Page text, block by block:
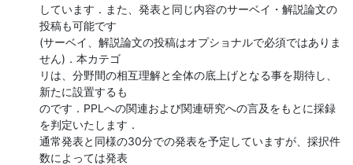
しています．また、発表と同じ内容のサーベイ・解説論文の
投稿も可能です
(サーベイ、解説論文の投稿はオプショナルで必須ではありま
せん)．本カテゴ
リは、分野間の相互理解と全体の底上げとなる事を期待し、
新たに設置するも
のです．PPLへの関連および関連研究への言及をもとに採録
を判定いたします．
通常発表と同様の30分での発表を予定していますが、採択件
数によっては発表